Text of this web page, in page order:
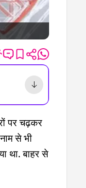
पर चढ़कर
से भी
था. बाहर से